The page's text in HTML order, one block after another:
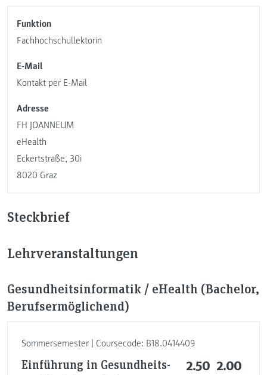
Funktion
Fachhochschullektorin
E-Mail
Kontakt per E-Mail
Adresse
FH JOANNEUM
eHealth
Eckertstraße, 30i
8020 Graz
Steckbrief
Lehrveranstaltungen
Gesundheitsinformatik / eHealth (Bachelor,
Berufsermöglichend)
Sommersemester | Coursecode: B18.0414409
Einführung in Gesundheits-
2.50 2.00